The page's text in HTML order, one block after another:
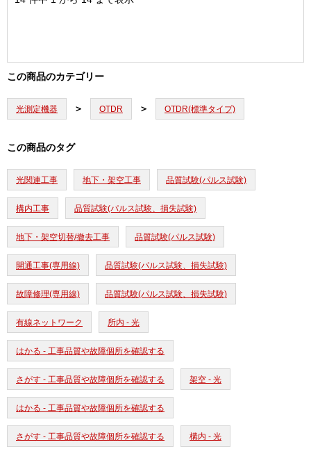
この商品のカテゴリー
光測定機器 OTDR OTDR(標準タイプ)
この商品のタグ
光関連工事 地下・架空工事 品質試験(パルス試験)
構内工事 品質試験(パルス試験、損失試験)
地下・架空切替/撤去工事 品質試験(パルス試験)
開通工事(専用線) 品質試験(パルス試験、損失試験)
故障修理(専用線) 品質試験(パルス試験、損失試験)
有線ネットワーク 所内 - 光
はかる - 工事品質や故障個所を確認する
さがす - 工事品質や故障個所を確認する 架空 - 光
はかる - 工事品質や故障個所を確認する
さがす - 工事品質や故障個所を確認する 構内 - 光